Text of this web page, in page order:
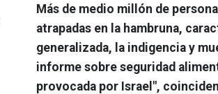
Más de medio millón de
atrapadas en la hambruna,
generalizada, la indigencia y
informe sobre seguridad
provocada por Israel",